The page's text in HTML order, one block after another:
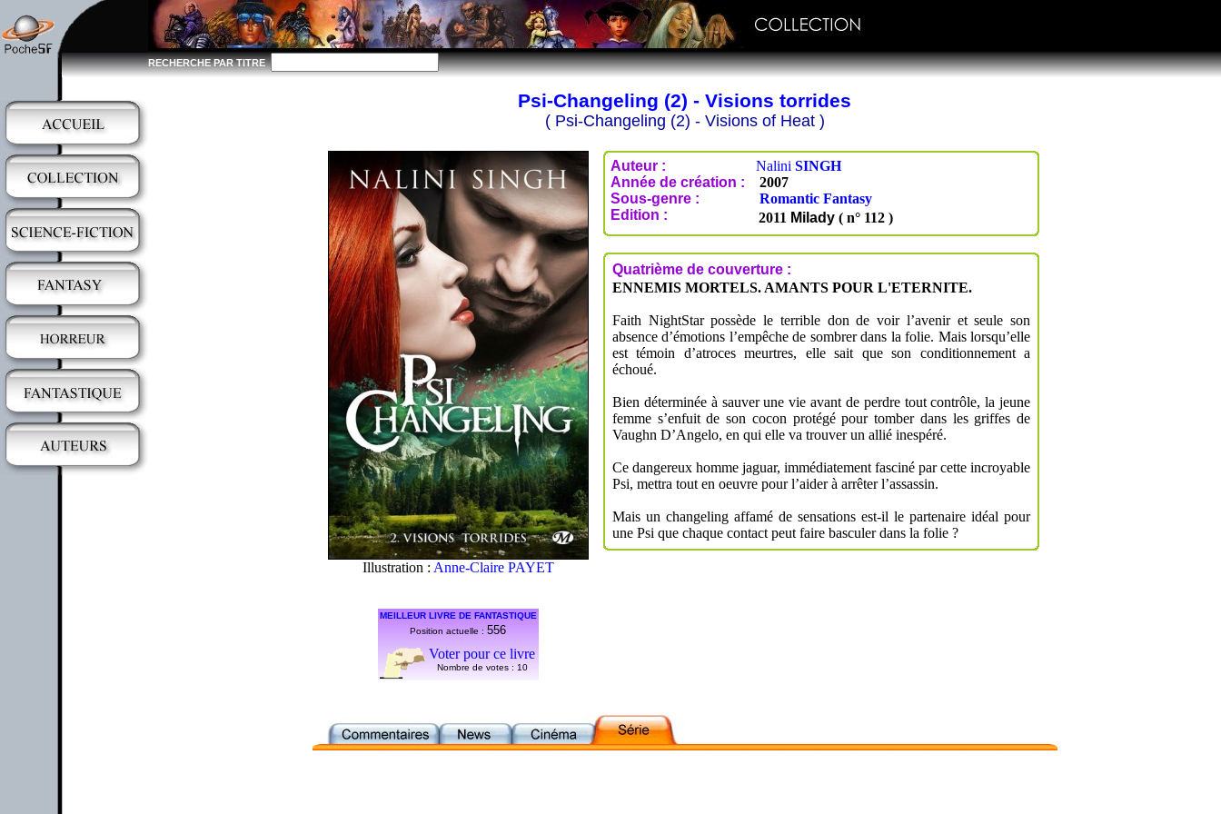
RECHERCHE PAR TITRE
Psi-Changeling (2) - Visions torrides
( Psi-Changeling (2) - Visions of Heat )
Illustration : Anne-Claire PAYET
MEILLEUR LIVRE DE FANTASTIQUE
Position actuelle : 556
Voter pour ce livre
Nombre de votes : 10
Auteur : Nalini SINGH
Année de création :
2007
Sous-genre :
Romantic Fantasy
Edition :
2011 Milady ( n° 112 )
Quatrième de couverture :
ENNEMIS MORTELS. AMANTS POUR L'ETERNITE.
Faith NightStar possède le terrible don de voir l’avenir et seule son
absence d’émotions l’empêche de sombrer dans la folie. Mais lorsqu’elle
est témoin d’atroces meurtres, elle sait que son conditionnement a
échoué.
Bien déterminée à sauver une vie avant de perdre tout contrôle, la jeune
femme s’enfuit de son cocon protégé pour tomber dans les griffes de
Vaughn D’Angelo, en qui elle va trouver un allié inespéré.
Ce dangereux homme jaguar, immédiatement fasciné par cette incroyable
Psi, mettra tout en oeuvre pour l’aider à arrêter l’assassin.
Mais un changeling affamé de sensations est-il le partenaire idéal pour
une Psi que chaque contact peut faire basculer dans la folie ?